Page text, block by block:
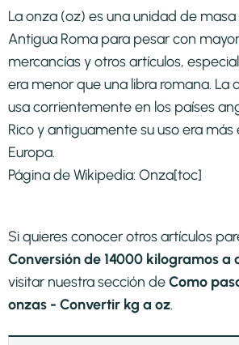
La onza (oz) es una unidad de
Antigua Roma para pesar con
mercancías y otros artículos,
era menor que una libra romana. La
usa corrientemente en los países
Rico y antiguamente su uso era
Europa.
Página de Wikipedia: Onza[toc]
Si quieres conocer otros artículos
Conversión de 14000 kilogramos a
visitar nuestra sección deComo
onzas - Convertir kg a oz.